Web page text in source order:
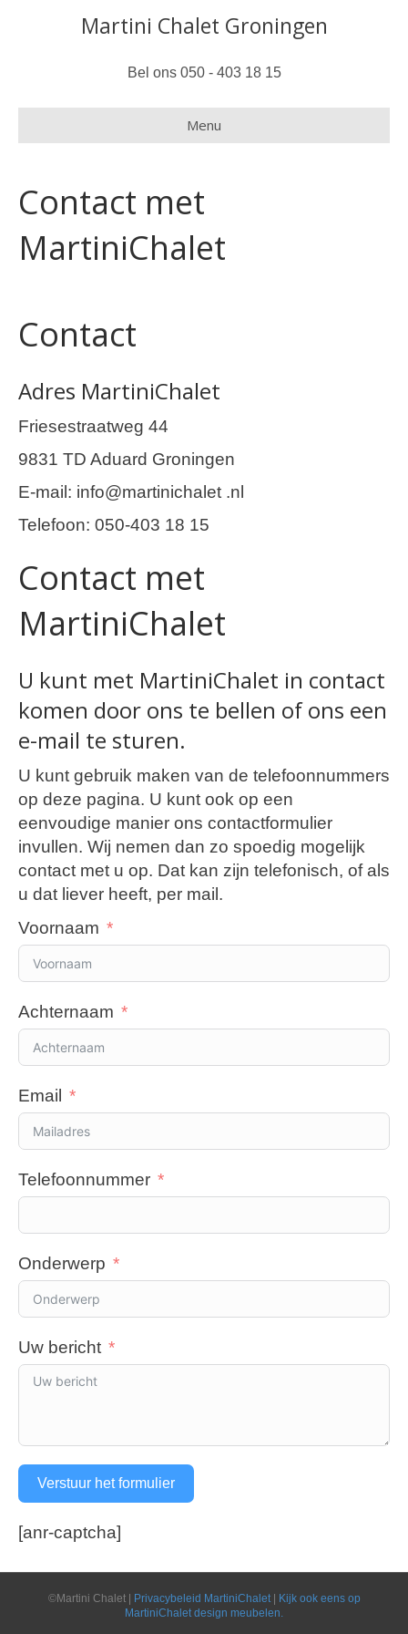
Martini Chalet Groningen
Bel ons 050 - 403 18 15
Menu
Contact met
MartiniChalet
Contact
Adres MartiniChalet
Friesestraatweg 44
9831 TD Aduard Groningen
E-mail: info@martinichalet .nl
Telefoon: 050-403 18 15
Contact met
MartiniChalet
U kunt met MartiniChalet in contact
komen door ons te bellen of ons een
e-mail te sturen.
U kunt gebruik maken van de telefoonnummers
op deze pagina. U kunt ook op een
eenvoudige manier ons contactformulier
invullen. Wij nemen dan zo spoedig mogelijk
contact met u op. Dat kan zijn telefonisch, of als
u dat liever heeft, per mail.
Voornaam
Achternaam
Email
Telefoonnummer
Onderwerp
Uw bericht
Verstuur het formulier
[anr-captcha]
©Martini Chalet | Privacybeleid MartiniChalet|
Kijk ook eens op
MartiniChalet design meubelen.